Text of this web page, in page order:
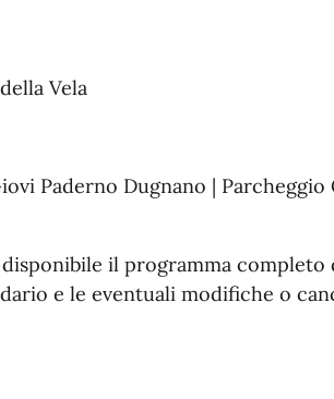
Vela
Paderno Dugnano |
il programma completo
e le eventuali modifiche o